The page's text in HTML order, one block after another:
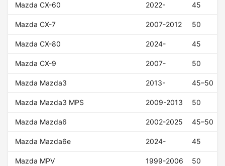
Mazda CX-60 2022- 45
Mazda CX-7 2007-2012 50
Mazda CX-80 2024- 45
Mazda CX-9 2007- 50
Mazda Mazda3 2013- 45–50
Mazda Mazda3 MPS 2009-2013 50
Mazda Mazda6 2002-2025 45–50
Mazda Mazda6e 2024- 45
Mazda MPV 1999-2006 50